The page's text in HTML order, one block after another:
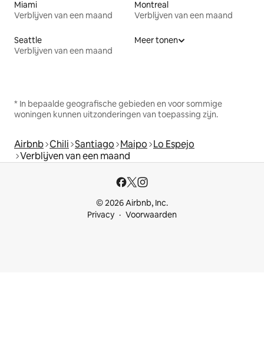
Miami
Verblijven van een maand
Montreal
Verblijven van een maand
Seattle
Verblijven van een maand
Meer tonen
* In bepaalde geografische gebieden en voor sommige
woningen kunnen uitzonderingen van toepassing zijn.
Airbnb Chili Santiago Maipo Lo Espejo
Verblijven van een maand
© 2026 Airbnb, Inc.
Privacy
Voorwaarden